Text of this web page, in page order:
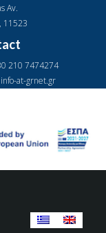
Av.
11523
210 7474274
at-grnet.gr